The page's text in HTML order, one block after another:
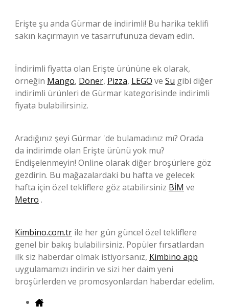
Erişte şu anda Gürmar de indirimli! Bu harika teklifi
sakın kaçırmayın ve tasarrufunuza devam edin.
İndirimli fiyatta olan Erişte ürününe ek olarak,
örneğin Mango, Döner, Pizza, LEGO ve Su gibi diğer
indirimli ürünleri de Gürmar kategorisinde indirimli
fiyata bulabilirsiniz.
Aradığınız şeyi Gürmar 'de bulamadınız mı? Orada
da indirimde olan Erişte ürünü yok mu?
Endişelenmeyin! Online olarak diğer broşürlere göz
gezdirin. Bu mağazalardaki bu hafta ve gelecek
hafta için özel tekliflere göz atabilirsiniz BİM ve
Metro .
Kimbino.com.tr ile her gün güncel özel tekliflere
genel bir bakış bulabilirsiniz. Popüler fırsatlardan
ilk siz haberdar olmak istiyorsanız, Kimbino app
uygulamamızı indirin ve sizi her daim yeni
broşürlerden ve promosyonlardan haberdar edelim.